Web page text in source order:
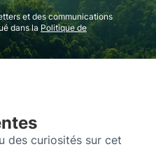
et des communications
dans la Politique de
des curiosités sur cet